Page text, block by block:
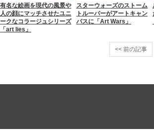
有名な絵画を現代の風景や
人の顔にマッチさせたユニ
ークなコラージュシリーズ
「art lies」
スターウォーズのストーム
トルーパーがアートキャン
バスに「Art Wars」
<< 前の記事